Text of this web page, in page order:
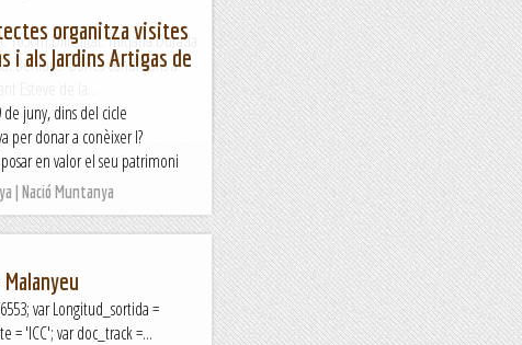
mitjana.Durada
Beniure. Bones condicions a
Esteve de la...
organitza visites
i als Jardins Artigas de
juny, dins del cicle
per donar a conèixer l?
en valor el seu patrimoni
| Nació Muntanya
var Longitud_sortida =
= 'ICC'; var doc_track =...